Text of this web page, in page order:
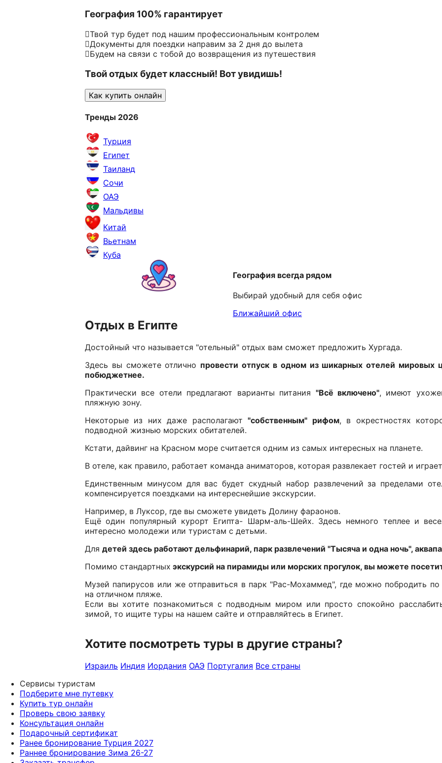
География 100% гарантирует
Твой тур будет под нашим профессиональным контролем
Документы для поездки направим за 2 дня до вылета
Будем на связи с тобой до возвращения из путешествия
Твой отдых будет классный! Вот увидишь!
Как купить онлайн
Тренды 2026
Турция
Египет
Таиланд
Сочи
ОАЭ
Мальдивы
Китай
Вьетнам
Куба
География всегда рядом
Выбирай удобный для себя офис
Ближайший офис
Отдых в Египте
Достойный что называется "отельный" отдых вам сможет предложить Хургада.
Здесь вы сможете отлично провести отпуск в одном из шикарных отелей мировых
побюджетнее.
Практически все отели предлагают варианты питания "Всё включено", имеют
пляжную зону.
Некоторые из них даже располагают"собственным" рифом, в окрестностях
подводной жизнью морских обитателей.
Кстати, дайвинг на Красном море считается одним из самых интересных на планете.
В отеле, как правило, работает команда аниматоров, которая развлекает гостей и
Единственным минусом для вас будет скудный набор развлечений за пределами
компенсируется поездками на интереснейшие экскурсии.
Например, в Луксор, где вы сможете увидеть Долину фараонов.
Ещё один популярный курорт Египта- Шарм-аль-Шейх. Здесь немного теплее и
интересно молодежи или туристам с детьми.
Для детей здесь работают дельфинарий, парк развлечений "Тысяча и одна ночь",
Помимо стандартных экскурсий на пирамиды или морских прогулок, вы можете
Музей папирусов или же отправиться в парк "Рас-Мохаммед", где можно побродить
на отличном пляже.
Если вы хотите познакомиться с подводным миром или просто спокойно
зимой, то ищите туры на нашем сайте и отправляйтесь в Египет.
Хотите посмотреть туры в другие страны?
Израиль Индия Иордания ОАЭ Португалия Все страны
Сервисы туристам
Подберите мне путевку
Купить тур онлайн
Проверь свою заявку
Консультация онлайн
Подарочный сертификат
Ранее бронирование Турция 2027
Раннее бронирование Зима 26-27